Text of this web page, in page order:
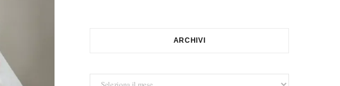
ARCHIVI
Archivi